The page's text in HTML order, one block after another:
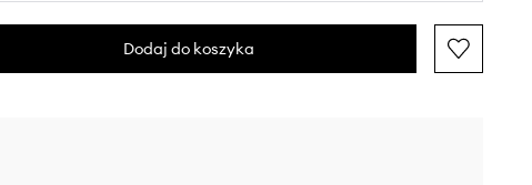
Dodaj do koszyka